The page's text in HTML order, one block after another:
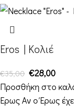
Eros | Κολιέ
€35,00 €28,00
Προσθήκη στο
Έρως Αν ο Έρως